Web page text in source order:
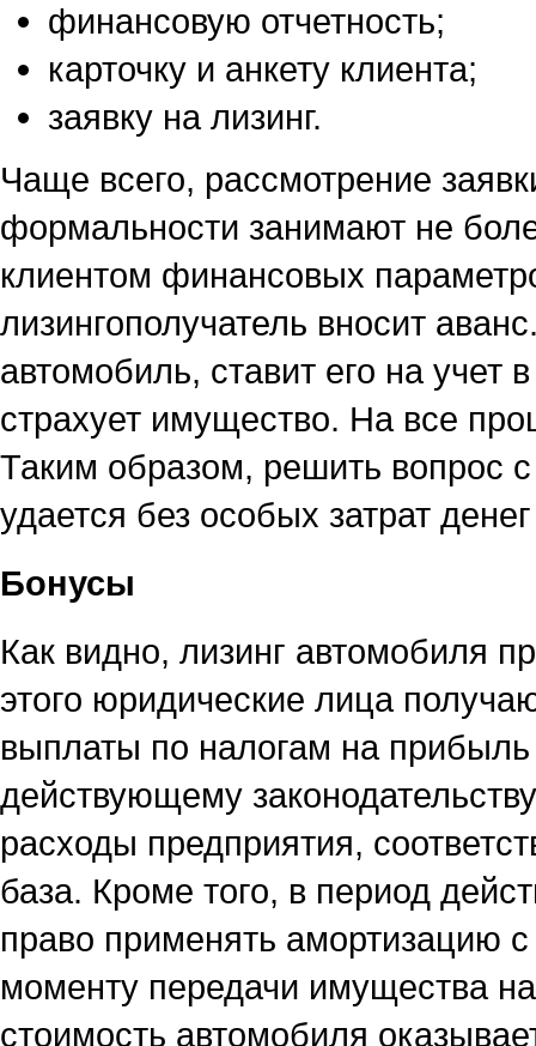
финансовую отчетность;
карточку и анкету клиента;
заявку на лизинг.
Чаще всего, рассмотрение
формальности занимают не
клиентом финансовых
лизингополучатель вносит
автомобиль, ставит его на
страхует имущество. На все
Таким образом, решить вопрос
удается без особых затрат
Бонусы
Как видно, лизинг автомобиля
этого юридические лица
выплаты по налогам на
действующему
расходы предприятия,
база. Кроме того, в период
право применять амортизацию
моменту передачи имущества
стоимость автомобиля